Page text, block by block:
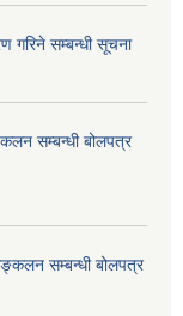
गरिने सम्बन्धी सूचना
सम्बन्धी बोलपत्र
सम्बन्धी बोलपत्र